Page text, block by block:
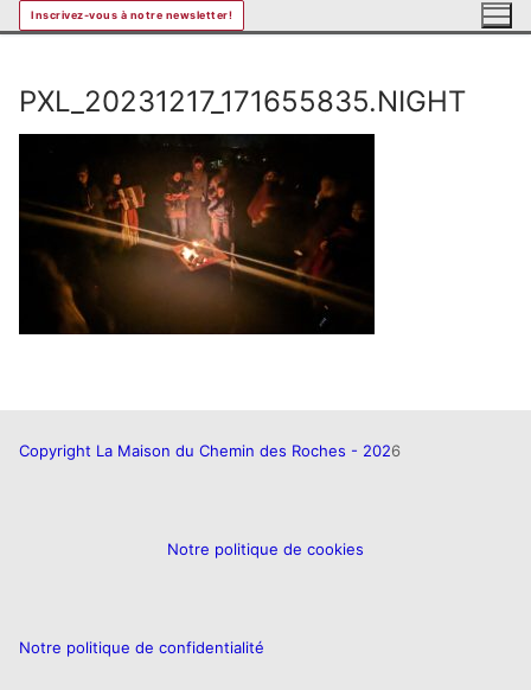
AllerInscrivez-vous à notre newsletter!
PXL_20231217_171655835.NIGHT
Copyright La Maison du Chemin des Roches - 2026
Notre politique de cookies
Notre politique de confidentialité